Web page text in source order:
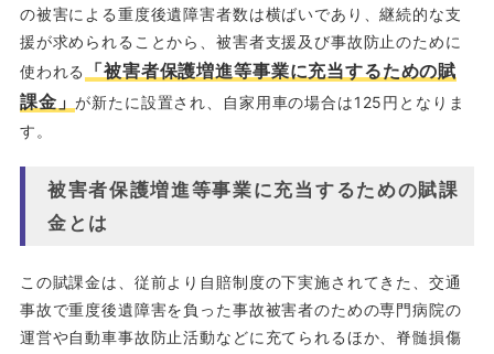
の被害による重度後遺障害者数は横ばいであり、継続的な支
援が求められることから、被害者支援及び事故防止のために
使われる
「被害者保護増進等事業に充当するための賦
課金」が新たに設置され、自家用車の場合は125円となりま
す。
被害者保護増進等事業に充当するための賦課
金とは
この賦課金は、従前より自賠制度の下実施されてきた、交通
事故で重度後遺障害を負った事故被害者のための専門病院の
運営や自動車事故防止活動などに充てられるほか、脊髄損傷